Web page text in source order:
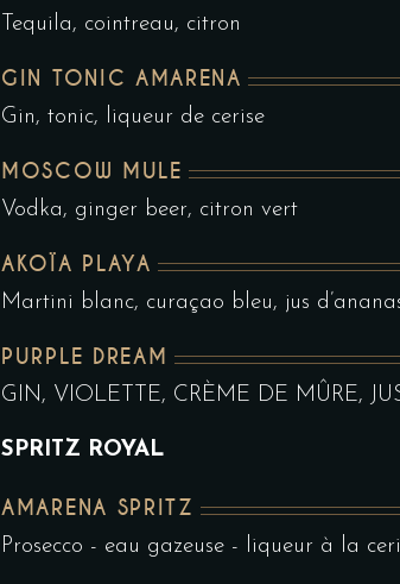
Tequila, cointreau, citron
GIN TONIC AMARENA
Gin, tonic, liqueur de cerise
MOSCOW MULE
Vodka, ginger beer, citron vert
AKOÏA PLAYA
Martini blanc, curaçao bleu, jus
PURPLE DREAM
GIN, VIOLETTE, CRÈME DE MÛRE,
SPRITZ ROYAL
AMARENA SPRITZ
Prosecco - eau gazeuse - liqueur à la